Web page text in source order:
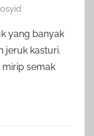
yang banyak
jeruk kasturi.
semak